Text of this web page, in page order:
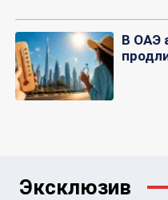
В ОАЭ
Эксклюзив